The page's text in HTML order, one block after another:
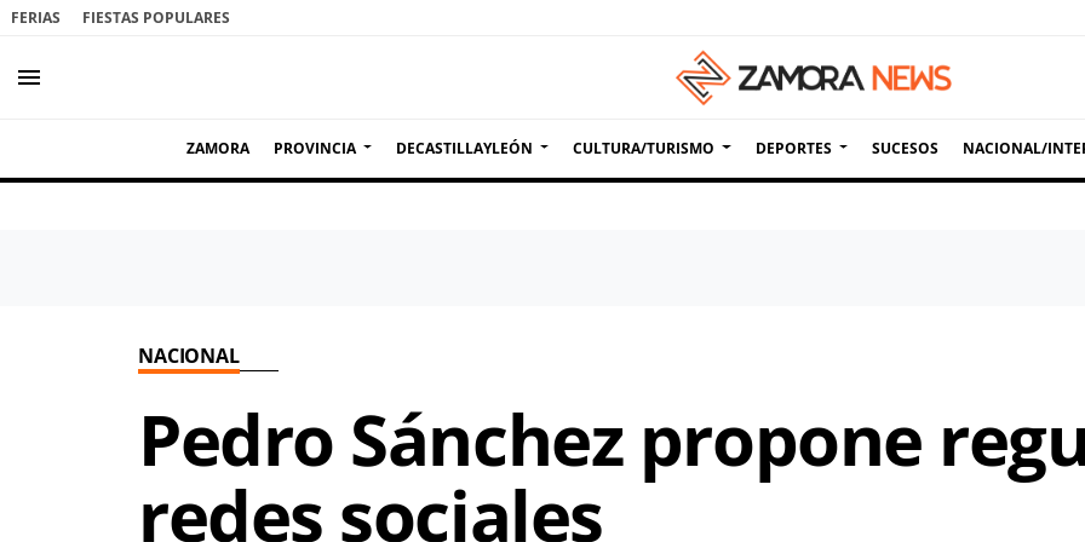
FERIAS FIESTAS POPULARES
menu
ZAMORA PROVINCIA DECASTILLAYLEÓN CULTURA/TURISMO DEPORTES SUCESOS NACIONAL/
NACIONAL
Pedro Sánchez propone
redes sociales